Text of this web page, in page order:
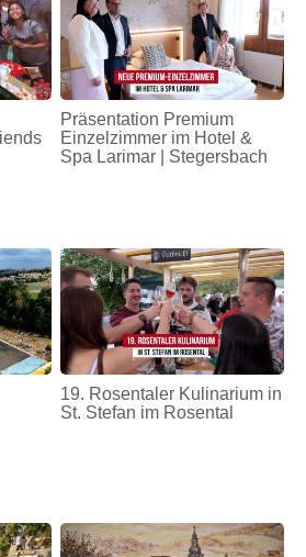
Präsentation Premium
Einzelzimmer im Hotel &
Spa Larimar | Stegersbach
19. Rosentaler Kulinarium in
St. Stefan im Rosental